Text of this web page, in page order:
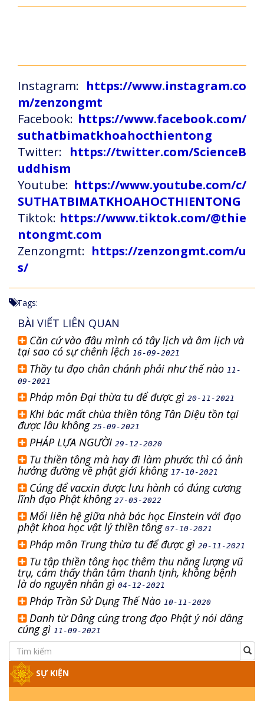
Instagram: https://www.instagram.co
m/zenzongmt
Facebook: https://www.facebook.com/
suthatbimatkhoahocthientong
Twitter: https://twitter.com/ScienceB
uddhism
Youtube: https://www.youtube.com/c/
SUTHATBIMATKHOAHOCTHIENTONG
Tiktok: https://www.tiktok.com/@thie
ntongmt.com
Zenzongmt: https://zenzongmt.com/u
s/
Tags:
BÀI VIẾT LIÊN QUAN
Căn cứ vào đâu mình có tây lịch và âm lịch và
tại sao có sự chênh lệch 16-09-2021
Thầy tu đạo chân chánh phải như thế nào 11-
09-2021
Pháp môn Đại thừa tu để được gì 20-11-2021
Khi bác mất chùa thiền tông Tân Diệu tồn tại
được lâu không 25-09-2021
PHÁP LỰA NGƯỜI 29-12-2020
Tu thiền tông mà hay đi làm phước thì có ảnh
hưởng đường về phật giới không 17-10-2021
Cúng để vacxin được lưu hành có đúng cương
lĩnh đạo Phật không 27-03-2022
Mối liên hệ giữa nhà bác học Einstein với đạo
phật khoa học vật lý thiền tông 07-10-2021
Pháp môn Trung thừa tu để được gì 20-11-2021
Tu tập thiền tông học thêm thu năng lượng vũ
trụ, cảm thấy thân tâm thanh tịnh, không bệnh
là do nguyên nhân gì 04-12-2021
Pháp Trần Sử Dụng Thế Nào 10-11-2020
Danh từ Dâng cúng trong đạo Phật ý nói dâng
cúng gì 11-09-2021
SỰ KIỆN